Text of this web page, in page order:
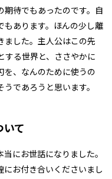
期待でもあったのです。自
もあります。ほんの少し離
ました。主人公はこの先
する世界と、ささやかに
を、なんのために使うの
であろうと思います。
いて
にお世話になりました。
にお付き合いくださいまし